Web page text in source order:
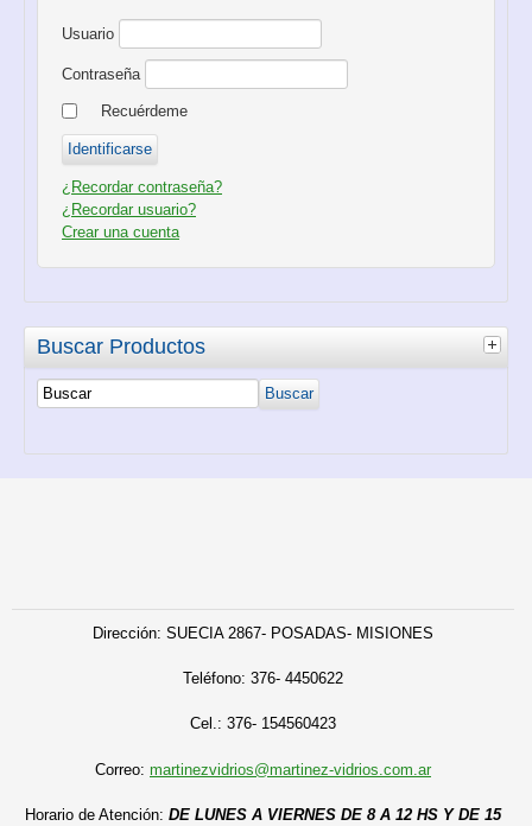
Usuario
Contraseña
Recuérdeme
¿Recordar contraseña?
¿Recordar usuario?
Crear una cuenta
Buscar Productos
Dirección: SUECIA 2867- POSADAS- MISIONES
Teléfono: 376- 4450622
Cel.: 376- 154560423
Correo: martinezvidrios@martinez-vidrios.com.ar
Horario de Atención: DE LUNES A VIERNES DE 8 A 12 HS Y DE 15